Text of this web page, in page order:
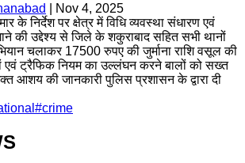
Nov 4, 2025
के निर्देश पर क्षेत्र में विधि व्यवस्था संधारण एवं
की उद्देश्य से जिले के शकुराबाद सहित सभी थानों
चलाकर 17500 रुपए की जुर्माना राशि वसूल की
एवं ट्रैफिक नियम का उल्लंघन करने बालों को सख्त
आशय की जानकारी पुलिस प्रशासन के द्वारा दी
#crime